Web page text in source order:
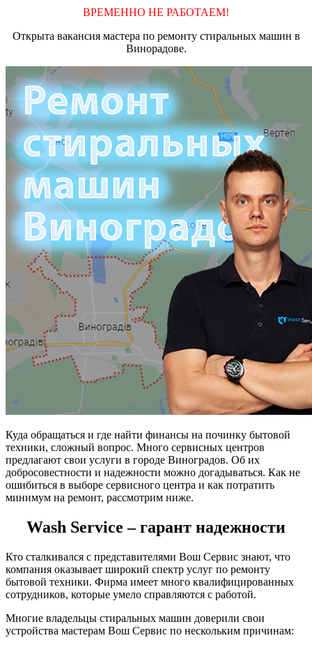
ВРЕМЕННО НЕ РАБОТАЕМ!
Открыта вакансия мастера по ремонту стиральных машин в
Винорадове.
Куда обращаться и где найти финансы на починку бытовой
техники, сложный вопрос. Много сервисных центров
предлагают свои услуги в городе Виноградов. Об их
добросовестности и надежности можно догадываться. Как не
ошибиться в выборе сервисного центра и как потратить
минимум на ремонт, рассмотрим ниже.
Wash Service – гарант надежности
Кто сталкивался с представителями Вош Сервис знают, что
компания оказывает широкий спектр услуг по ремонту
бытовой техники. Фирма имеет много квалифицированных
сотрудников, которые умело справляются с работой.
Многие владельцы стиральных машин доверили свои
устройства мастерам Вош Сервис по нескольким причинам: